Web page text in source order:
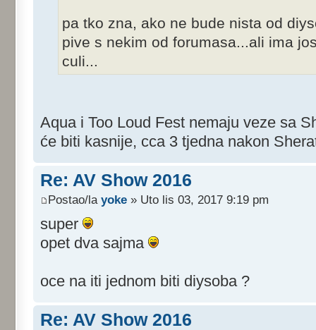
pa tko zna, ako ne bude nista od
pive s nekim od forumasa...ali ima
culi...
Aqua i Too Loud Fest nemaju veze sa
će biti kasnije, cca 3 tjedna nakon
Re: AV Show 2016
Postao/la yoke » Uto lis 03, 2017 9:19 pm
super
opet dva sajma
oce na iti jednom biti diysoba ?
Re: AV Show 2016